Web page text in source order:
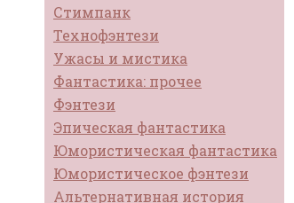
Стимпанк
Технофэнтези
Ужасы и мистика
Фантастика: прочее
Фэнтези
Эпическая фантастика
Юмористическая фантастика
Юмористическое фэнтези
Альтернативная история